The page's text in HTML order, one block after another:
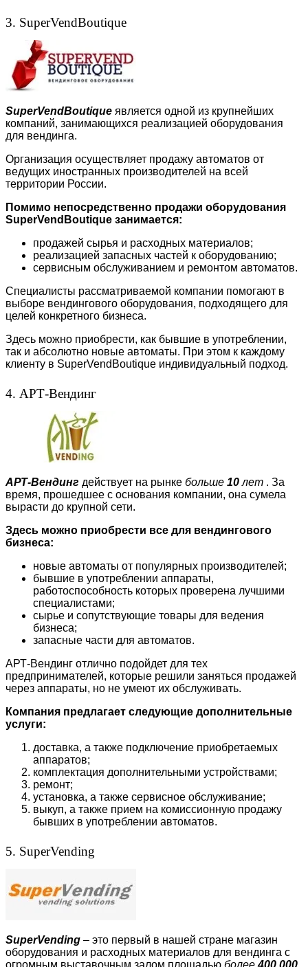
3. SuperVendBoutique
SuperVendBoutique является одной из крупнейших
компаний, занимающихся реализацией оборудования
для вендинга.
Организация осуществляет продажу автоматов от
ведущих иностранных производителей на всей
территории России.
Помимо непосредственно продажи оборудования
SuperVendBoutique занимается:
продажей сырья и расходных материалов;
реализацией запасных частей к оборудованию;
сервисным обслуживанием и ремонтом автоматов.
Специалисты рассматриваемой компании помогают в
выборе вендингового оборудования, подходящего для
целей конкретного бизнеса.
Здесь можно приобрести, как бывшие в употреблении,
так и абсолютно новые автоматы. При этом к каждому
клиенту в SuperVendBoutique индивидуальный подход.
4. АРТ-Вендинг
АРТ-Вендинг действует на рынке больше 10 лет . За
время, прошедшее с основания компании, она сумела
вырасти до крупной сети.
Здесь можно приобрести все для вендингового
бизнеса:
новые автоматы от популярных производителей;
бывшие в употреблении аппараты,
работоспособность которых проверена лучшими
специалистами;
сырье и сопутствующие товары для ведения
бизнеса;
запасные части для автоматов.
АРТ-Вендинг отлично подойдет для тех
предпринимателей, которые решили заняться продажей
через аппараты, но не умеют их обслуживать.
Компания предлагает следующие дополнительные
услуги:
доставка, а также подключение приобретаемых
аппаратов;
комплектация дополнительными устройствами;
ремонт;
установка, а также сервисное обслуживание;
выкуп, а также прием на комиссионную продажу
бывших в употреблении автоматов.
5. SuperVending
SuperVending – это первый в нашей стране магазин
оборудования и расходных материалов для вендинга с